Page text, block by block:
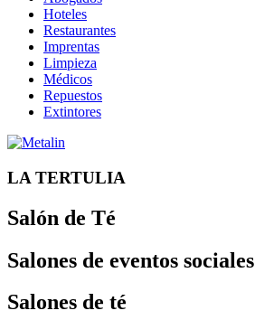
Hoteles
Restaurantes
Imprentas
Limpieza
Médicos
Repuestos
Extintores
LA TERTULIA
Salón de Té
Salones de eventos sociales
Salones de té